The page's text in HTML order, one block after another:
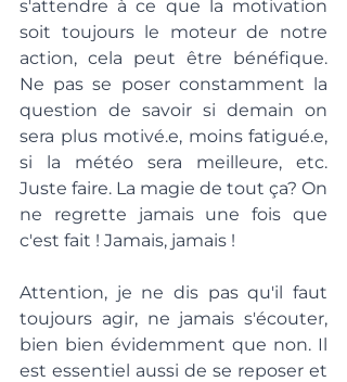
s'attendre à ce que la motivation
soit toujours le moteur de notre
action, cela peut être bénéfique.
Ne pas se poser constamment la
question de savoir si demain on
sera plus motivé.e, moins fatigué.e,
si la météo sera meilleure, etc.
Juste faire. La magie de tout ça? On
ne regrette jamais une fois que
c'est fait ! Jamais, jamais !
Attention, je ne dis pas qu'il faut
toujours agir, ne jamais s'écouter,
bien bien évidemment que non. Il
est essentiel aussi de se reposer et